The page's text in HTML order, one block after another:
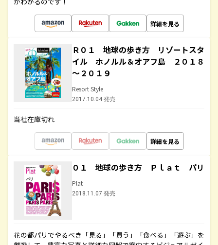
詳細を見る
Ｒ０１ 地球の歩き方 リゾートスタ
イル ホノルル＆オアフ島 ２０１８
～２０１９
Resort Style
2017.10.04 発売
当社在庫切れ
詳細を見る
０１ 地球の歩き方 Ｐｌａｔ パリ
Plat
2018.11.07 発売
花の都パリでやるべき「見る」「買う」「食べる」「遊ぶ」を